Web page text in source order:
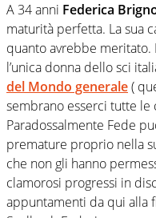
A 34 anni Federica
maturità perfetta. La sua
quanto avrebbe meritato.
l’unica donna dello sci
del Mondo generale(
sembrano esserci tutte
Paradossalmente Fede
premature proprio nella
che non gli hanno
clamorosi progressi in
appuntamenti da qui alla